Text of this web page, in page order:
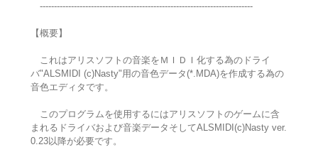
---------------------------------------------------------------------------
【概要】
これはアリスソフトの音楽をＭＩＤＩ化する為のドライ
バ"ALSMIDI (c)Nasty"用の音色データ(*.MDA)を作成する為の
音色エディタです。
このプログラムを使用するにはアリスソフトのゲームに含
まれるドライバおよび音楽データそしてALSMIDI(c)Nasty ver.
0.23以降が必要です。